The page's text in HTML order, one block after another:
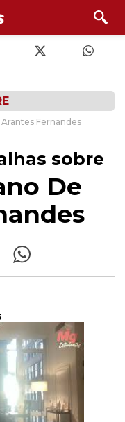
Fernandes
sobre
De